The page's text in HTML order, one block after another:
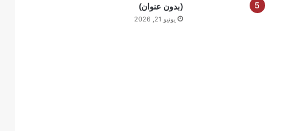
(بدون عنوان)
يونيو 21, 2026